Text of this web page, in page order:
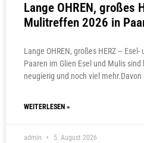
Lange OHREN, großes
Mulitreffen 2026 in
Lange OHREN, großes HERZ –
Paaren im Glien Esel und Mulis
neugierig und noch viel mehr.Davon
WEITERLESEN »
admin 5. August 2026